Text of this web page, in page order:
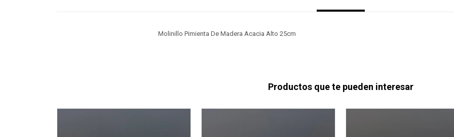
Molinillo Pimienta De Madera Acacia Alto 25cm
Productos que te pueden interesar